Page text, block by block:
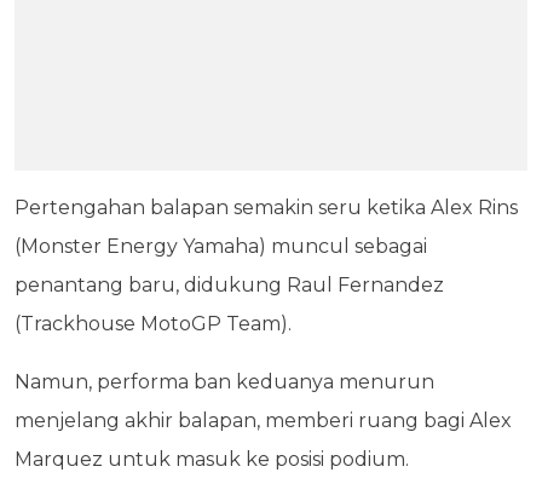
Pertengahan balapan semakin seru ketika Alex Rins
(Monster Energy Yamaha) muncul sebagai
penantang baru, didukung Raul Fernandez
(Trackhouse MotoGP Team).
Namun, performa ban keduanya menurun
menjelang akhir balapan, memberi ruang bagi Alex
Marquez untuk masuk ke posisi podium.